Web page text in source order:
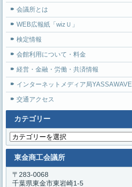
会議所とは
WEB広報紙「wizＵ」
検定情報
会館利用について・料金
経営・金融・労働・共済情報
インターネットメディア局YASSAWAVE
交通アクセス
カテゴリー
カ
テ
ゴ
リ東金商工会議所
〒283-0068
千葉県東金市東岩崎1-5